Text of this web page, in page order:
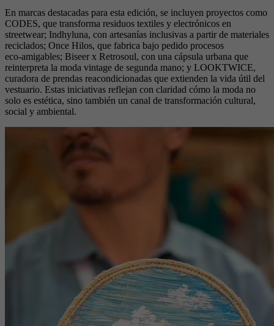
En marcas destacadas para esta edición, se incluyen proyectos como
CODES, que transforma residuos textiles y electrónicos en
streetwear; Indhyluna, con artesanías inclusivas a partir de materiales
reciclados; Once Hilos, que fabrica bajo pedido procesos
eco‑amigables; Biseer x Retrosoul, con una cápsula urbana que
reinterpreta la moda vintage de segunda mano; y LOOKTWICE,
curadora de prendas reacondicionadas que extienden la vida útil del
vestuario. Estas iniciativas reflejan con claridad cómo la moda no
solo es estética, sino también un canal de transformación cultural,
social y ambiental.